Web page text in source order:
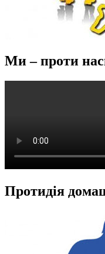
Ми – проти
Протидія